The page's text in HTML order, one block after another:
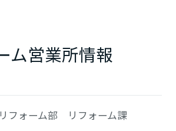
ム営業所情報
リフォーム部 リフォーム課